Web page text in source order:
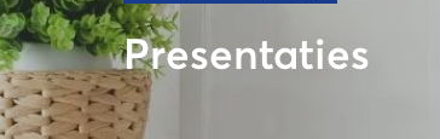
Presentaties